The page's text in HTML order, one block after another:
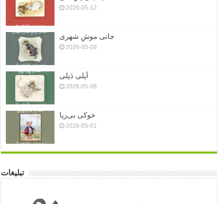
2026-05-12
جانی موشِ شهری
2026-05-09
اَپلی دَپلی
2026-05-06
خوکی بی‌ریا
2026-05-01
تبلیغات